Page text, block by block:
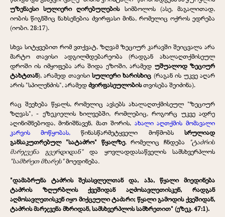
უზენაესი სულიერი ღირებულების სიმბოლოს (ასე, მაგალითად,
იობის წიგნშიც ნახსენებია ძვირფასი მინა, რომელიც ოქროს ედრება
(იობი. 28:17).
სხვა სიტყვებით რომ ვთქვატ, ზღვამ ზეციურ კარავში შეიცვალა არა
მარტო თავისი ადგილმდებარეობა (რადგან ახალაღთქმისეულ
დროში ის იმყოფება არა შიდა ეზოში, არამედ უშუალოდ ზეციურ
ტახტთან), არამედ თავისისულიერი ხარისხიც (რაგან ის უკვე აღარ
არის "სპილენძის", არამედძვირფასეულობისთვისება შეიძინა).
რაც შეეხება წყალს, რომელიც ავსებს ახალაღთქმისეულ "ზეციურ
ზღვას", - ეზეკიელის ხილვებში, რომლებიც, როგორც უკვე ადრე
აღინიშნებოდა, მონიშნავენ, მათ შორის, ახალი აღთქმის მომავალი
კარვის მოწყობას,
წინასწარმეტყველი მოწმობს სრულიად
განსაკუთრებულ "სატაძრო" წყალზე, რომელიც ჩნდება
"ტაძრის
მარჯვენა გვერდიდან"და ყოვლადდასაწველის სამსხვერპლოს
"სამხრეთ მხარეს"მოედინება.
"დამაბრუნა ტაძრის შესასვლელთან და, აჰა, წყალი მიედინება
ტაძრის ზღურბლის ქვეშიდან აღძოსავლეთისკენ, რადგან
აღმოსავლეთისკენ იყო მიქცეული ტაძარი; წყალი გამოდის ქვეშიდან,
ტაძრის მარჯვენა მხრიდან, სამსხვერპლოს სამხრეთით" (ეზეკ. 47:1).